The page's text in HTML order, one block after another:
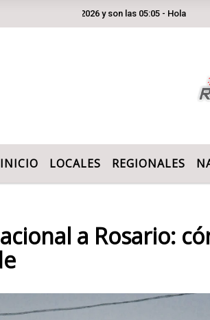
de 2026 y son las 05:05 - Hola
INICIO LOCALES REGIONALES
a Rosario: